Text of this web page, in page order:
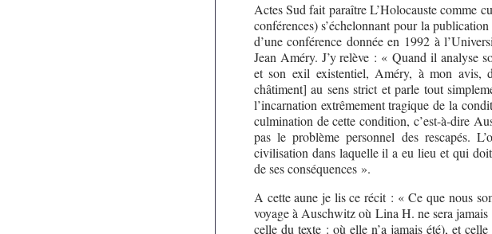
Actes Sud fait paraître L’Holocauste comme
conférences) s’échelonnant pour la
d’une conférence donnée en 1992 à
Jean Améry. J’y relève : « Quand il analyse
et son exil existentiel, Améry, à mon avis,
châtiment] au sens strict et parle tout
l’incarnation extrêmement tragique de la
culmination de cette condition, c’est-à-dire
pas le problème personnel des rescapés.
civilisation dans laquelle il a eu lieu et qui
de ses conséquences ».
A cette aune je lis ce récit : « Ce que nous
voyage à Auschwitz où Lina H. ne sera
celle du texte : où elle n’a jamais été), et